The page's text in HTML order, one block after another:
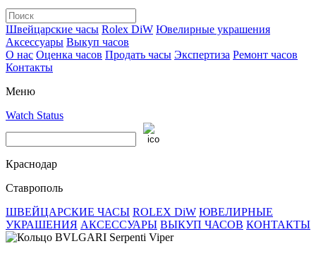
Швейцарские часы Rolex DiW Ювелирные украшения
Аксессуары Выкуп часов
О нас Оценка часов Продать часы Экспертиза Ремонт часов
Контакты
Меню
Watch Status
Краснодар
Ставрополь
ШВЕЙЦАРСКИЕ ЧАСЫ ROLEX DiW ЮВЕЛИРНЫЕ
УКРАШЕНИЯ АКСЕССУАРЫ ВЫКУП ЧАСОВ КОНТАКТЫ